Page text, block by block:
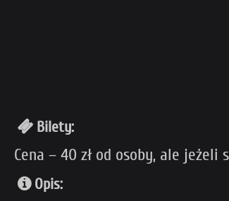
Bilety:
Cena – 40 zł od osoby, ale
Opis: